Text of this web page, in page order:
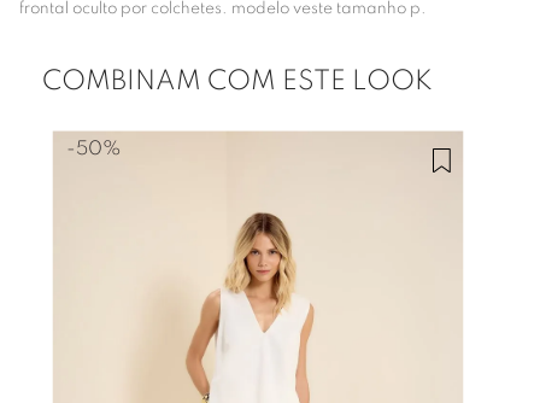
frontal oculto por colchetes. modelo veste tamanho p.
COMBINAM COM ESTE LOOK
-50%